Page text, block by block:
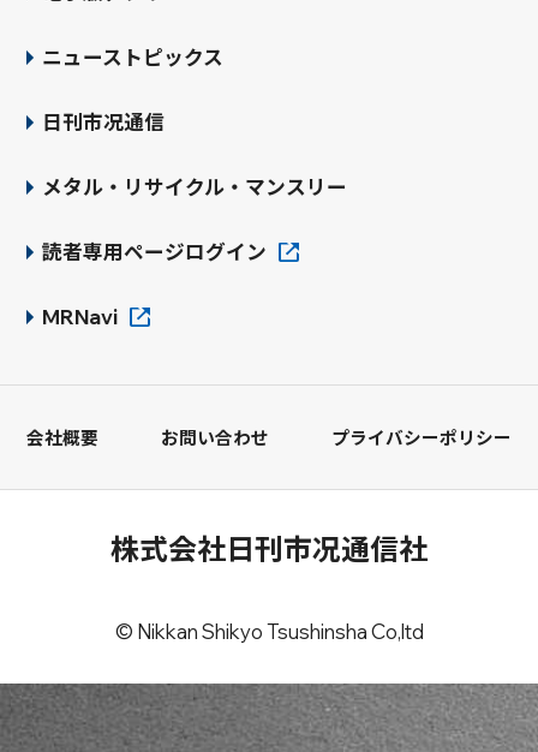
ニューストピックス
日刊市况通信
メタル・リサイクル・マンスリー
読者専用ページログイン
MRNavi
会社概要 お問い合わせ プライバシーポリシー
株式会社日刊市况通信社
© Nikkan Shikyo Tsushinsha Co,ltd